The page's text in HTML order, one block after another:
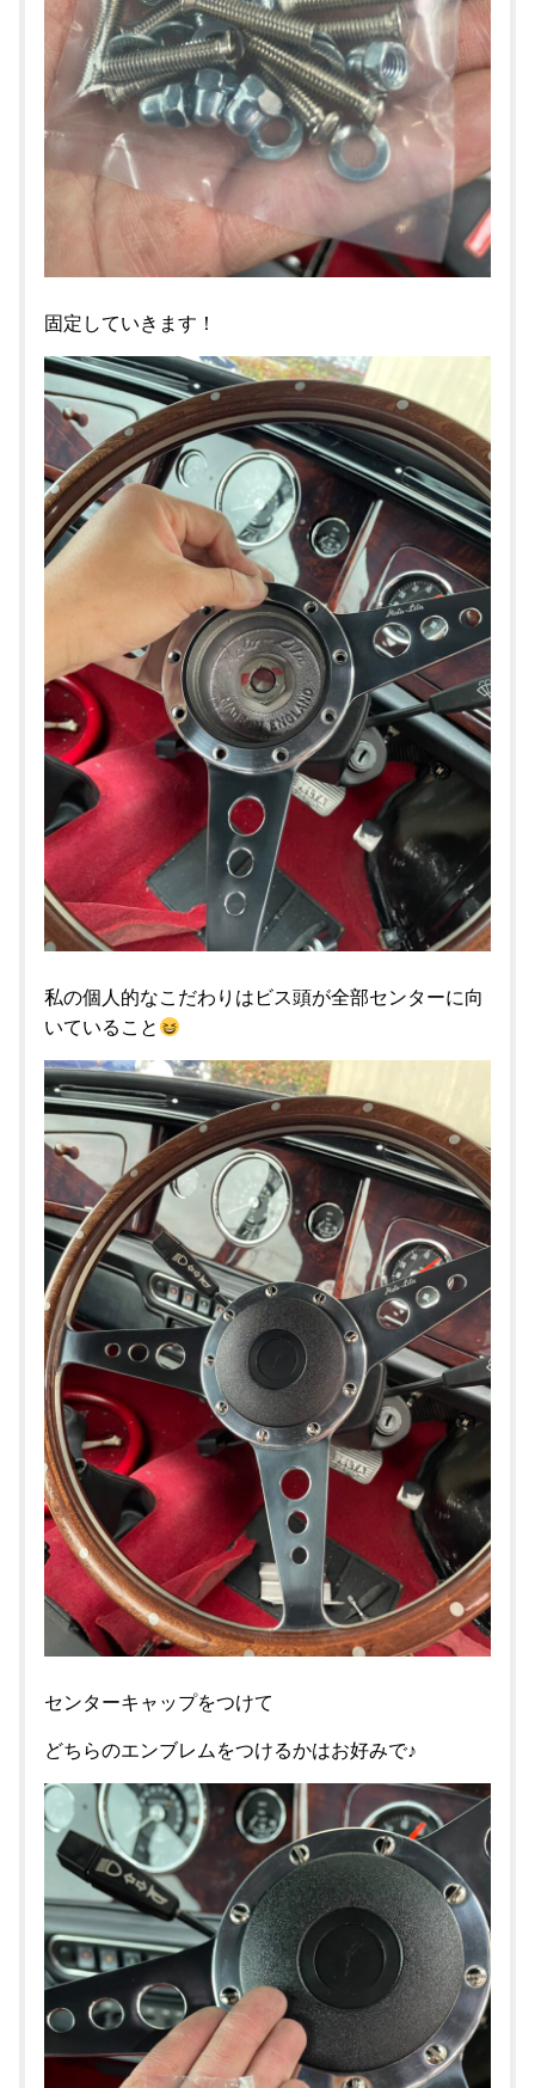
固定していきます！
私の個人的なこだわりはビス頭が全部センターに向
いていること
センターキャップをつけて
どちらのエンブレムをつけるかはお好みで♪